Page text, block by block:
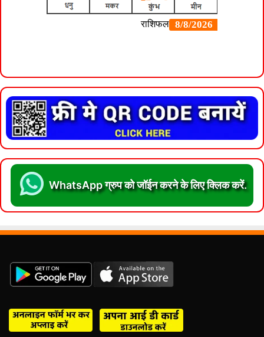
WhatsApp ग्रुप को जॉईन करने के लिए क्लिक करें.